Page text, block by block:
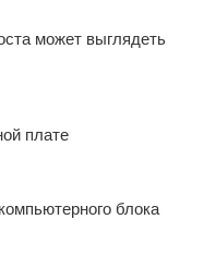
может выглядеть
плате
блока